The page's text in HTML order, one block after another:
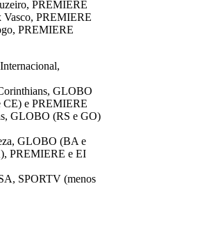
PREMIERE
Vasco, PREMIERE
PREMIERE
GLOBO
CE) e PREMIERE
GLOBO (RS e GO)
GLOBO (BA e
PREMIERE e EI
SPORTV (menos